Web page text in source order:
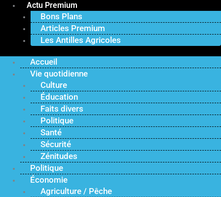
Actu Premium
Bons Plans
Articles Premium
Les Antilles Agricoles
Accueil
Vie quotidienne
Culture
Éducation
Faits divers
Politique
Santé
Sécurité
Zénitudes
Politique
Économie
Agriculture / Pêche